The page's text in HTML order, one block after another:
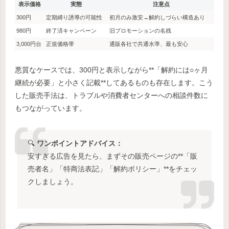
表示価格 実態 注意点
300円 定期縛り誘導の可能性 初月のみ激安→解約しづらい構造あり
980円 終了済キャンペーン 旧プロモーションの名残
3,000円台 正規価格帯 通販各社で共通水準、最も安心
悪質なケースでは、300円と表示しながら**「解約には○ヶ月
継続が必要」と小さく記載**してあるものも存在します。こう
した販売手法は、トラブルや消費者センターへの相談件数に
もつながっています。
🔍 ワンポイントアドバイス：
安すぎる広告を見たら、まずその販売ページの**「販
売者名」「特商法表記」「解約ポリシー」**をチェッ
クしましょう。